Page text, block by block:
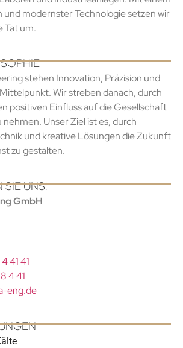
und modernster Technologie setzen wir
Tat um.
stehen Innovation, Präzision und
Wir streben danach, durch
positiven Einfluss auf die Gesellschaft
nehmen. Unser Ziel ist es, durch
und kreative Lösungen die Zukunft
zu gestalten.
SIE UNS!
GmbH
41 41
4 41
eng.de